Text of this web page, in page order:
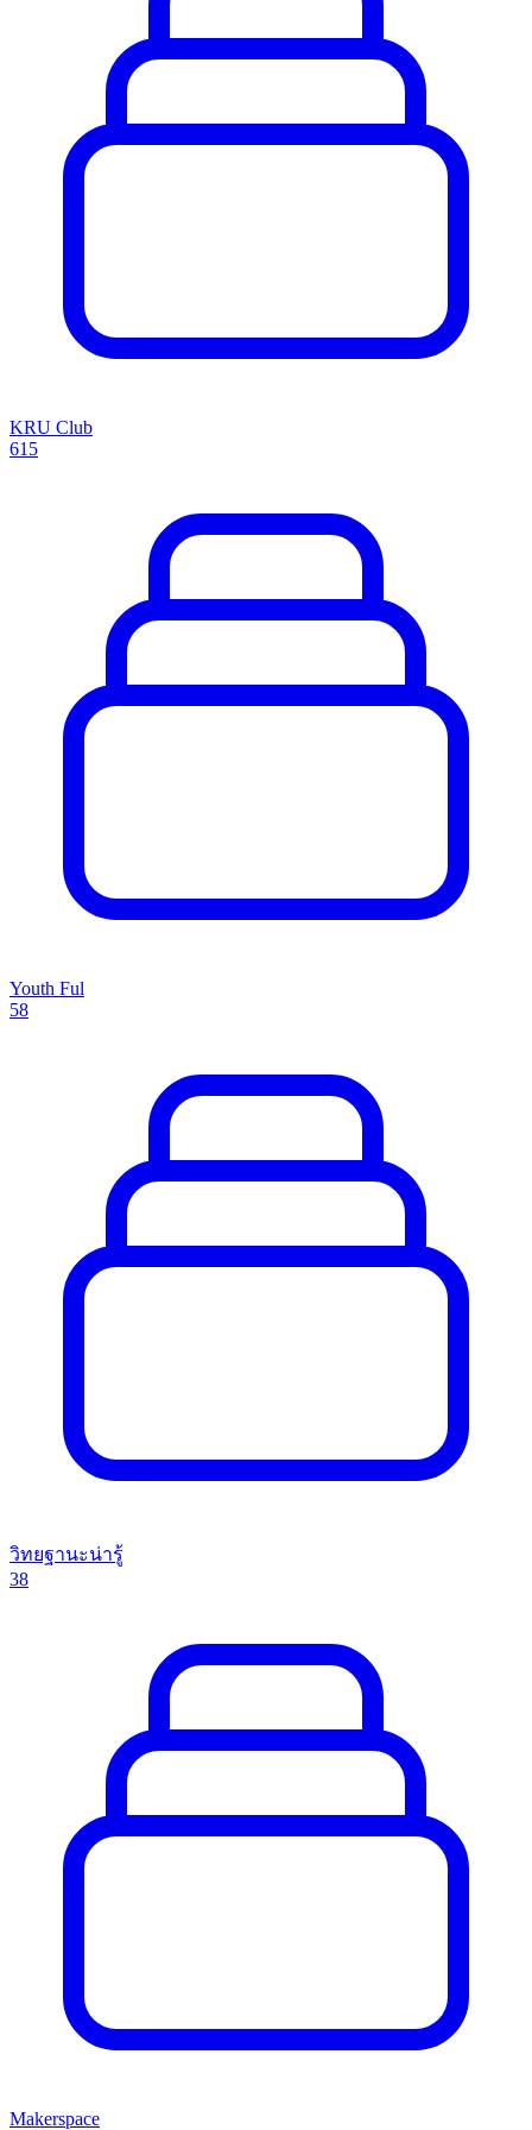
KRU Club
615
Youth Ful
58
วิทยฐานะน่ารู้
38
Makerspace